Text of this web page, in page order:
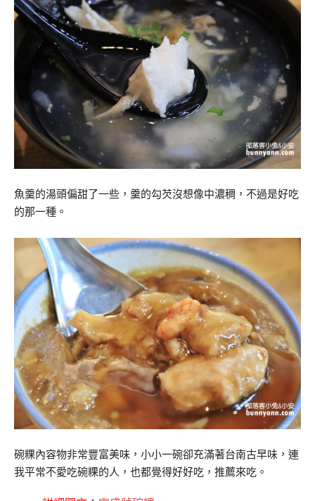
魚羹的湯頭偏甜了一些，羹的勾芡沒想像中濃稠，不過是好吃
的那一種。
碗粿內容物非常豐富美味，小小一碗卻充滿著台南古早味，連
我平常不愛吃碗粿的人，也都覺得好好吃，推薦來吃。